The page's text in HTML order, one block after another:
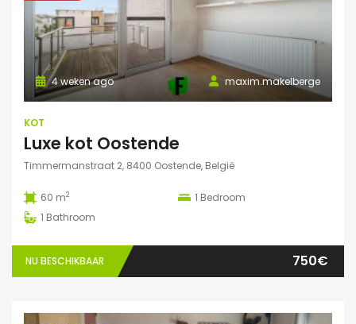
maxim.makelberge
4 weken ago
KOT
Luxe kot Oostende
Timmermanstraat 2, 8400 Oostende, België
60 m2 1 Bedroom
1 Bathroom
NU BESCHIKBAAR 750€